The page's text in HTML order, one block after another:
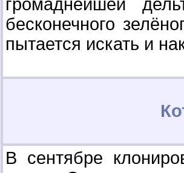
громаднейшей
бесконечного
пытается искать и
В сентябре